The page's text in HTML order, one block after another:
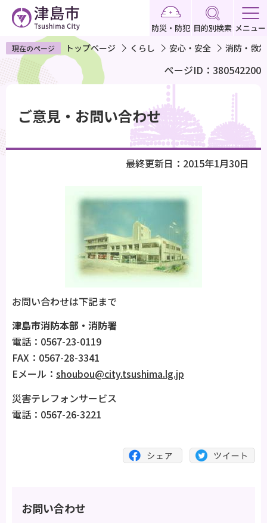
ペ
ー
ジ
で
す
防災・防犯 目的別検索 メニュー
現在のページ トップページ くらし 安心・安全 消防・救急
ページID：380542200
ご意見・お問い合わせ
最終更新日：2015年1月30日
お問い合わせは下記まで
津島市消防本部・消防署
電話：0567-23-0119
FAX：0567-28-3341
Eメール： shoubou@city.tsushima.lg.jp
災害テレフォンサービス
電話：0567-26-3221
お問い合わせ